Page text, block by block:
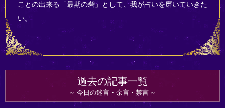
ことの出来る「最期の砦」として、我が占いを磨いていきた
い。
過去の記事一覧
今日の迷言・余言・禁言